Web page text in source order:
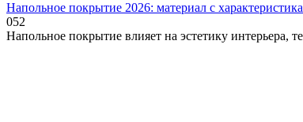
Напольное покрытие 2026: материал с
052
Напольное покрытие влияет на эстетику интерьера,